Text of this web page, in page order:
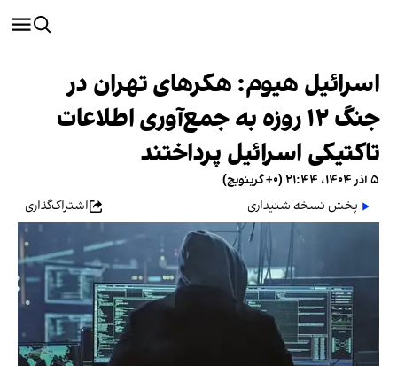
اسرائیل هیوم: هکرهای تهران در
جنگ ۱۲ روزه به جمع‌آوری اطلاعات
تاکتیکی اسرائیل پرداختند
۵ آذر ۱۴۰۴، ۲۱:۴۴ (‎+۰ گرینویچ)
پخش نسخه شنیداری
اشتراک‌گذاری